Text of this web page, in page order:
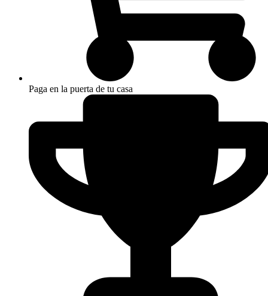
Paga en la puerta de tu casa